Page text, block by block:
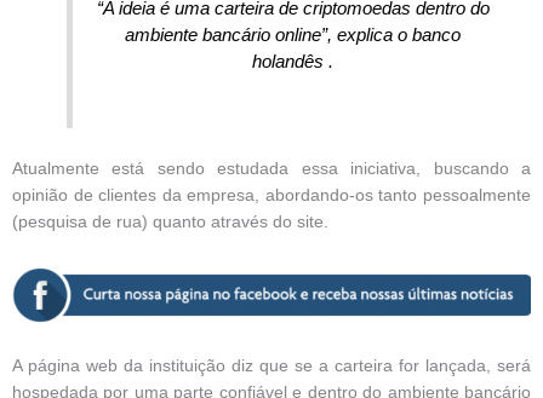
“A ideia é uma carteira de criptomoedas dentro do
ambiente bancário online”, explica o banco
holandês .
Atualmente está sendo estudada essa iniciativa, buscando a
opinião de clientes da empresa, abordando-os tanto pessoalmente
(pesquisa de rua) quanto através do site.
A página web da instituição diz que se a carteira for lançada, será
hospedada por uma parte confiável e dentro do ambiente bancário